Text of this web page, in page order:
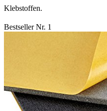
Klebstoffen.
Bestseller Nr. 1